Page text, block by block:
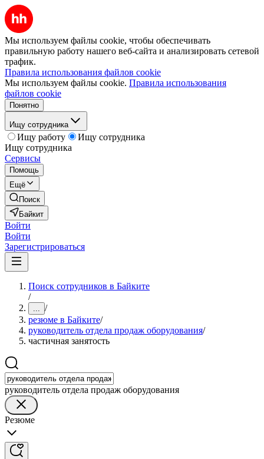
Мы используем файлы cookie, чтобы обеспечивать
правильную работу нашего веб-сайта и анализировать сетевой
трафик.
Правила использования файлов cookie
Мы используем файлы cookie. Правила использования
файлов cookie
Понятно
Ищу сотрудника
Ищу работу
Ищу сотрудника
Ищу сотрудника
Сервисы
Помощь
Ещё
Поиск
Байкит
Войти
Войти
Зарегистрироваться
Поиск сотрудников в Байките
/
... /
резюме в Байките/
руководитель отдела продаж оборудования/
частичная занятость
руководитель отдела продаж оборудования
Резюме